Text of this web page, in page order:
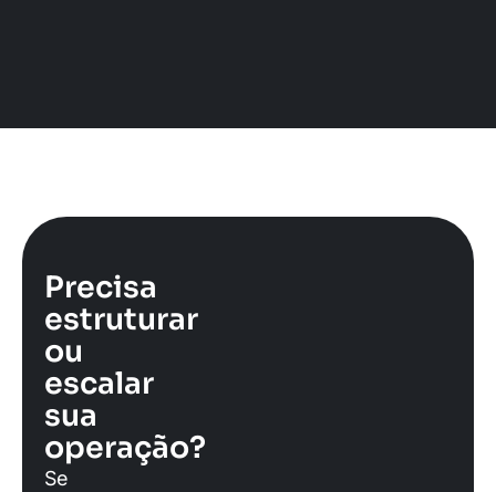
Precisa
estruturar
ou
escalar
sua
operação?
Se